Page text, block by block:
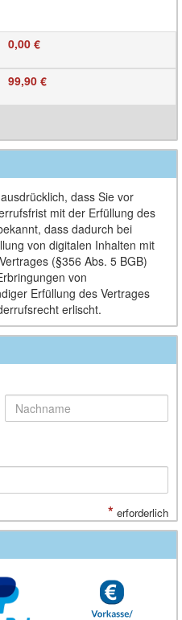
0,00 €
99,90 €
dass Sie vor
mit der Erfüllung des
dass dadurch bei
von digitalen Inhalten mit
(§356 Abs. 5 BGB)
von
Erfüllung des Vertrages
erlischt.
* erforderlich